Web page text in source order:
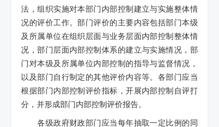
法，组织实施对本部门内部控制建立与实施整体情
况的评价工作。部门评价的主要内容包括部门本级
及所属单位在组织层面与业务层面内部控制整体情
况，部门层面内部控制体系的建立与实施情况，部
门对本级及所属单位内部控制的指导与监督情况，
以及部门自行制定的其他评价内容等。各部门应当
根据部门内部控制评价指标，开展内部控制自评打
分，并形成部门内部控制评价报告。
各级政府财政部门应当每年抽取一定比例的同